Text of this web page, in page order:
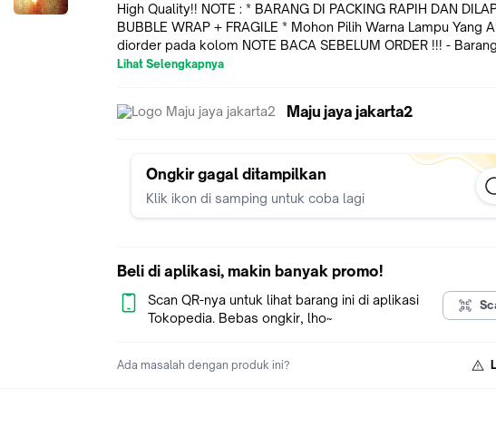
High Quality!! NOTE : * BARANG DI PACKING RAPIH DAN DILAPISI
BUBBLE WRAP + FRAGILE * Mohon Pilih Warna Lampu Yang Akan
diorder pada kolom NOTE BACA SEBELUM ORDER !!! - Barang dapat
Diretur Apabila lampu konslet ( HARAP DISERTAKAN VIDEO
DIWAJIBKAN Untuk MengASURANSIKAN Produk. - Sebelum
Pecah, BUKAN TANGGUNG JAWAB PENJUAL, MELAINKAN
TANGGUNG JAWAB KURIR! Kami juga menjual Sparepart Kapal,
Sparepart Mobil dan perlengkapan kapal lainnya, untuk Info
Lihat Selengkapnya
Maju jaya jakarta2
Ongkir gagal ditampilkan
Klik ikon di samping untuk coba lagi
Beli di aplikasi, makin banyak promo!
Scan QR-nya untuk lihat barang ini di aplikasi
Tokopedia. Bebas ongkir, lho~
Ada masalah dengan produk ini?